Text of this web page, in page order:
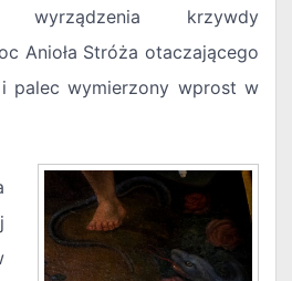
wyrządzenia krzywdy
Anioła Stróża otaczającego
i palec wymierzony wprost w